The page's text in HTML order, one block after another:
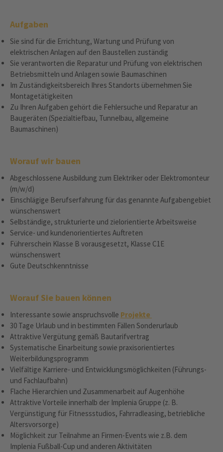
Aufgaben
Sie sind für die Errichtung, Wartung und Prüfung von
elektrischen Anlagen auf den Baustellen zuständig
Sie verantworten die Reparatur und Prüfung von elektrischen
Betriebsmitteln und Anlagen sowie Baumaschinen
Im Zuständigkeitsbereich Ihres Standorts übernehmen Sie
Montagetätigkeiten
Zu Ihren Aufgaben gehört die Fehlersuche und Reparatur an
Baugeräten (Spezialtiefbau, Tunnelbau, allgemeine
Baumaschinen)
Worauf wir bauen
Abgeschlossene Ausbildung zum Elektriker oder Elektromonteur
(m/w/d)
Einschlägige Berufserfahrung für das genannte Aufgabengebiet
wünschenswert
Selbständige, strukturierte und zielorientierte Arbeitsweise
Service- und kundenorientiertes Auftreten
Führerschein Klasse B vorausgesetzt, Klasse C1E
wünschenswert
Gute Deutschkenntnisse
Worauf Sie bauen können
Interessante sowie anspruchsvolle Projekte
30 Tage Urlaub und in bestimmten Fällen Sonderurlaub
Attraktive Vergütung gemäß Bautarifvertrag
Systematische Einarbeitung sowie praxisorientiertes
Weiterbildungsprogramm
Vielfältige Karriere- und Entwicklungsmöglichkeiten (Führungs-
und Fachlaufbahn)
Flache Hierarchien und Zusammenarbeit auf Augenhöhe
Attraktive Vorteile innerhalb der Implenia Gruppe (z. B.
Vergünstigung für Fitnessstudios, Fahrradleasing, betriebliche
Altersvorsorge)
Möglichkeit zur Teilnahme an Firmen-Events wie z.B. dem
Implenia Fußball-Cup und anderen Aktivitäten